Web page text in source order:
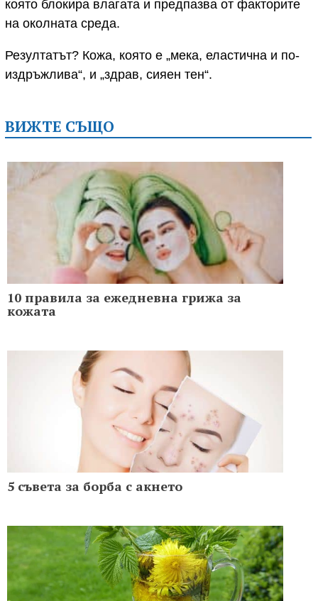
която блокира влагата и предпазва от факторите
на околната среда.
Резултатът? Кожа, която е „мека, еластична и по-
издръжлива“, и „здрав, сияен тен“.
ВИЖТЕ СЪЩО
10 правила за ежедневна грижа за
кожата
5 съвета за борба с акнето